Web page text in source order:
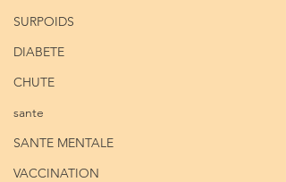
SURPOIDS
DIABETE
CHUTE
sante
SANTE MENTALE
VACCINATION